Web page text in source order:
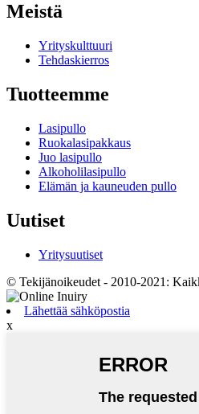
Meistä
Yrityskulttuuri
Tehdaskierros
Tuotteemme
Lasipullo
Ruokalasipakkaus
Juo lasipullo
Alkoholilasipullo
Elämän ja kauneuden pullo
Uutiset
Yritysuutiset
© Tekijänoikeudet - 2010-2021:
Lähettää sähköpostia
x